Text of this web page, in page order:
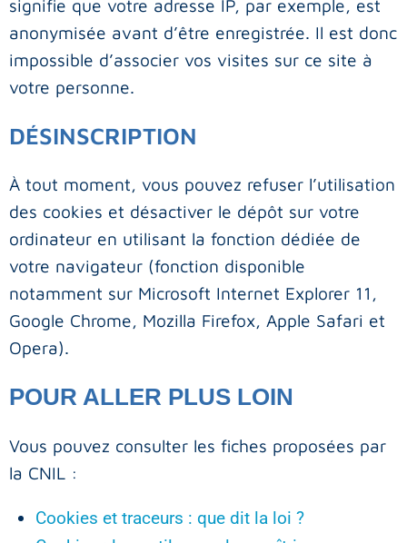
signifie que votre adresse IP, par exemple, est
anonymisée avant d’être enregistrée. Il est donc
impossible d’associer vos visites sur ce site à
votre personne.
DÉSINSCRIPTION
À tout moment, vous pouvez refuser l’utilisation
des cookies et désactiver le dépôt sur votre
ordinateur en utilisant la fonction dédiée de
votre navigateur (fonction disponible
notamment sur Microsoft Internet Explorer 11,
Google Chrome, Mozilla Firefox, Apple Safari et
Opera).
POUR ALLER PLUS LOIN
Vous pouvez consulter les fiches proposées par
la CNIL :
Cookies et traceurs : que dit la loi ?